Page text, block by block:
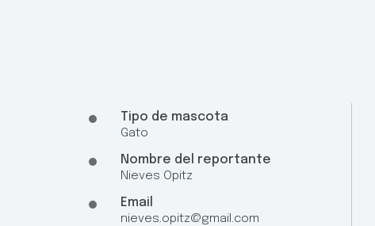
Tipo de mascota
Gato
Nombre del reportante
Nieves Opitz
Email
nieves.opitz@gmail.com